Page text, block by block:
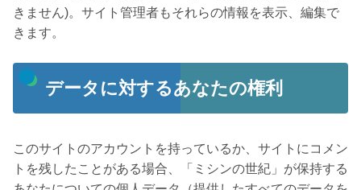
きません)。サイト管理者もそれらの情報を表示、編集で
きます。
データに対するあなたの権利
このサイトのアカウントを持っているか、サイトにコメン
トを残したことがある場合、「ミシンの世紀」が保持する